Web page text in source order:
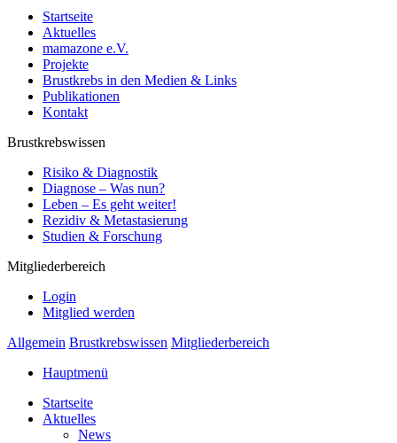
Startseite
Aktuelles
mamazone e.V.
Projekte
Brustkrebs in den Medien & Links
Publikationen
Kontakt
Brustkrebswissen
Risiko & Diagnostik
Diagnose – Was nun?
Leben – Es geht weiter!
Rezidiv & Metastasierung
Studien & Forschung
Mitgliederbereich
Login
Mitglied werden
Allgemein Brustkrebswissen Mitgliederbereich
Hauptmenü
Startseite
Aktuelles
News